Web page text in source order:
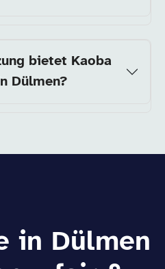
bietet Kaoba
Dülmen?
in Dülmen